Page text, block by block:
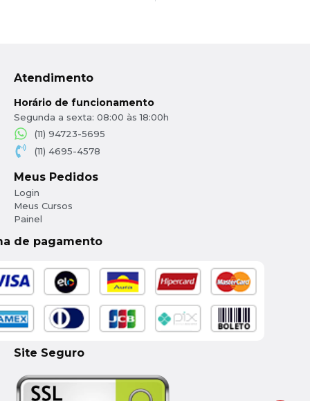
Atendimento
Horário de funcionamento
Segunda a sexta: 08:00 às 18:00h
(11) 94723-5695
(11) 4695-4578
Meus Pedidos
Login
Meus Cursos
Painel
de pagamento
Site Seguro